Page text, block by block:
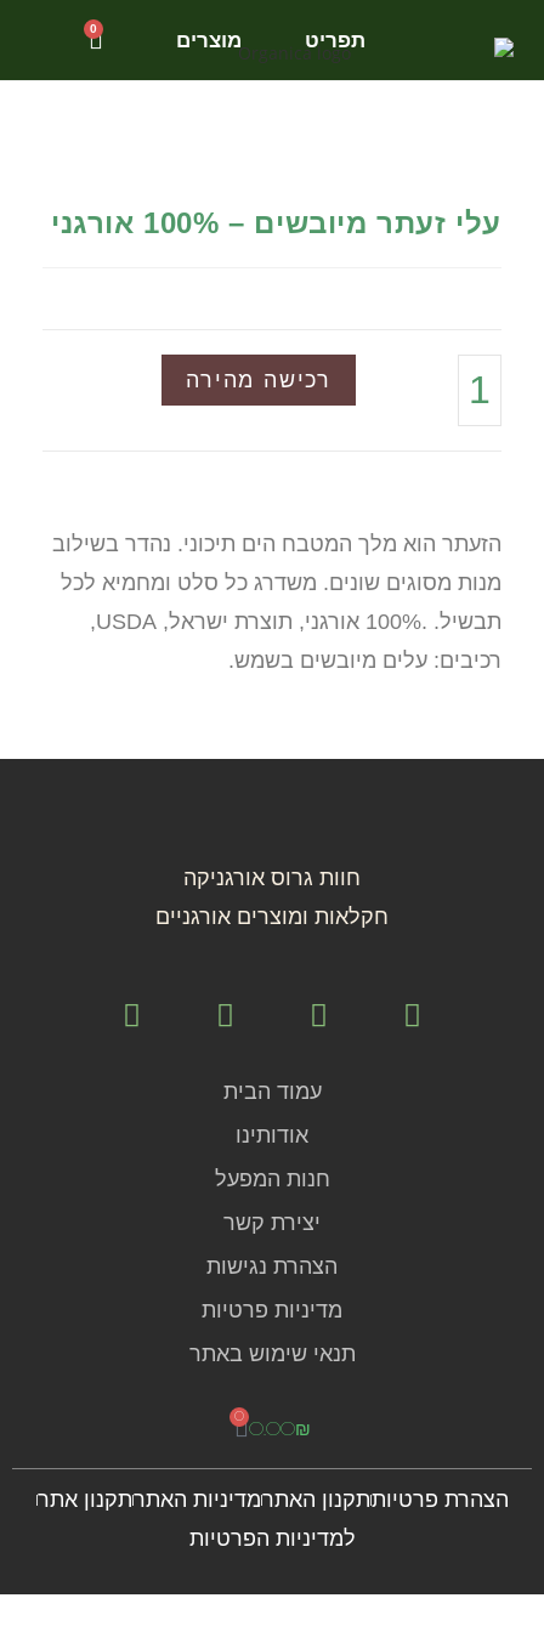
תפריט מוצרים 0
עלי זעתר מיובשים – 100% אורגני
רכישה מהירה
הזעתר הוא מלך המטבח הים תיכוני. נהדר בשילוב
מנות מסוגים שונים. משדרג כל סלט ומחמיא לכל
תבשיל. .100% אורגני, תוצרת ישראל, USDA,
רכיבים: עלים מיובשים בשמש.
חוות גרוס אורגניקה
חקלאות ומוצרים אורגניים
עמוד הבית
אודותינו
חנות המפעל
יצירת קשר
הצהרת נגישות
מדיניות פרטיות
תנאי שימוש באתר
0.00₪
0
הצהרת פרטיותתקנון האתרמדיניות האתרתקנון אתר
למדיניות הפרטיות